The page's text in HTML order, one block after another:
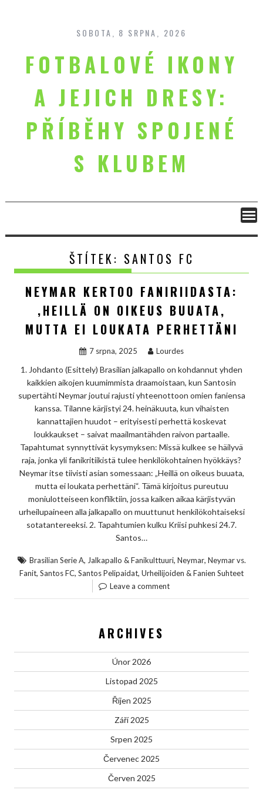
content
SOBOTA, 8 SRPNA, 2026
FOTBALOVÉ IKONY
A JEJICH DRESY:
PŘÍBĚHY SPOJENÉ
S KLUBEM
ŠTÍTEK: SANTOS FC
NEYMAR KERTOO FANIRIIDASTA:
‚HEILLÄ ON OIKEUS BUUATA,
MUTTA EI LOUKATA PERHETTÄNI
7 srpna, 2025 Lourdes
1. Johdanto (Esittely) Brasilian jalkapallo on kohdannut yhden
kaikkien aikojen kuumimmista draamoistaan, kun Santosin
supertähti Neymar joutui rajusti yhteenottoon omien faniensa
kanssa. Tilanne kärjistyi 24. heinäkuuta, kun vihaisten
kannattajien huudot – erityisesti perhettä koskevat
loukkaukset – saivat maailmantähden raivon partaalle.
Tapahtumat synnyttivät kysymyksen: Missä kulkee se häilyvä
raja, jonka yli fanikritiikistä tulee henkilökohtainen hyökkäys?
Neymar itse tiivisti asian somessaan: „Heillä on oikeus buuata,
mutta ei loukata perhettäni“. Tämä kirjoitus pureutuu
moniulotteiseen konfliktiin, jossa kaiken aikaa kärjistyvän
urheilupaineen alla jalkapallo on muuttunut henkilökohtaiseksi
sotatantereeksi. 2. Tapahtumien kulku Kriisi puhkesi 24.7.
Santos…
Brasilian Serie A, Jalkapallo & Fanikulttuuri, Neymar, Neymar vs.
Fanit, Santos FC, Santos Pelipaidat, Urheilijoiden & Fanien Suhteet
Leave a comment
ARCHIVES
Únor 2026
Listopad 2025
Říjen 2025
Září 2025
Srpen 2025
Červenec 2025
Červen 2025